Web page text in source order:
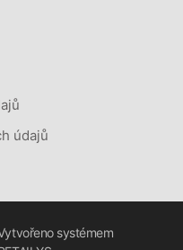
údajů
systémem